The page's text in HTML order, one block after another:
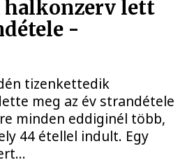
halkonzerv lett
-
tizenkettedik
meg az év strandétele
minden eddiginél több,
44 étellel indult. Egy